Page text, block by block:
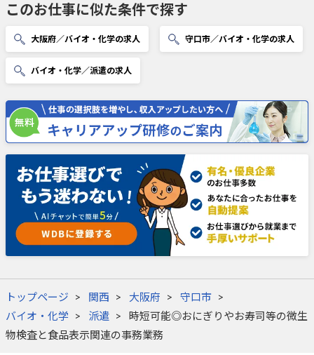
このお仕事に似た条件で探す
大阪府／バイオ・化学の求人 守口市／バイオ・化学の求人
バイオ・化学／派遣の求人
トップページ 関西 大阪府
守口市
バイオ・化学
派遣
時短可能◎おにぎりやお寿司等の微生
物検査と食品表示関連の事務業務